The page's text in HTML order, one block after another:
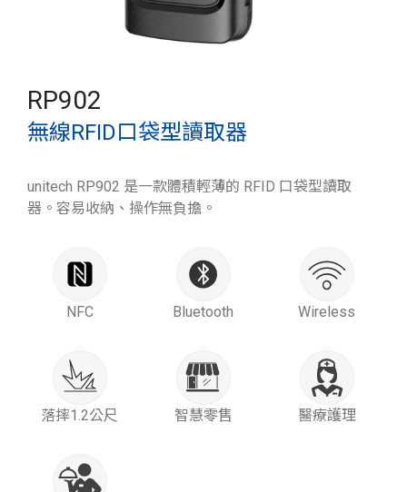
RP902
無線RFID口袋型讀取器
unitech RP902 是一款體積輕薄的 RFID 口袋型讀取
器。容易收納、操作無負擔。
NFC Bluetooth Wireless
落摔1.2公尺 智慧零售 醫療護理